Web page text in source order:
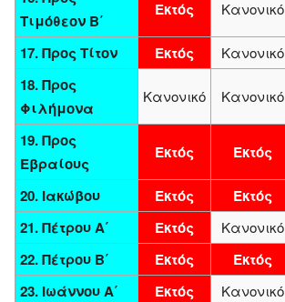
Τιμόθεον Β΄
Εκτός Κανονικό
17. Προς Τίτον Εκτός Κανονικό
18. Προς
Φιλήμονα
Κανονικό Κανονικό
19. Προς
Εβραίους
Εκτός Εκτός
20. Ιακώβου Εκτός Εκτός
21. Πέτρου Α΄
Εκτός Κανονικό
22. Πέτρου Β΄
Εκτός Εκτός
23. Ιωάννου Α΄
Εκτός Κανονικό